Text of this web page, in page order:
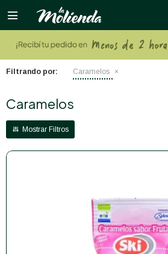

Filtrando por: Caramelos
Caramelos